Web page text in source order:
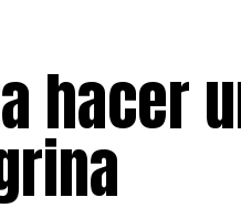
hacer